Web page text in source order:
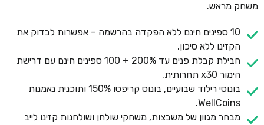
משחק מראש.
10 ספינים חינם ללא הפקדה בהרשמה – אפשרות לבדוק את
הקזינו ללא סיכון.
חבילת קבלת פנים עד 200% + 100 ספינים חינם עם דרישת
הימור x30 תחרותית.
בונוסי רילוד שבועיים, בונוס קריפטו 150% ותוכנית נאמנות
WellCoins.
מבחר מגוון של משבצות, משחקי שולחן ושולחנות קזינו לייב